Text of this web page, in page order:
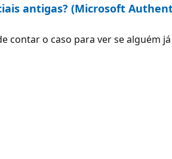
antigas? (Microsoft
o caso para ver se alguém